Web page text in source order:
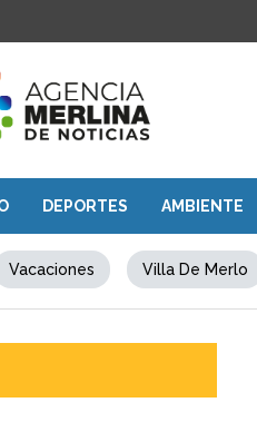
DEPORTES AMBIENTE
Vacaciones Villa De Merlo